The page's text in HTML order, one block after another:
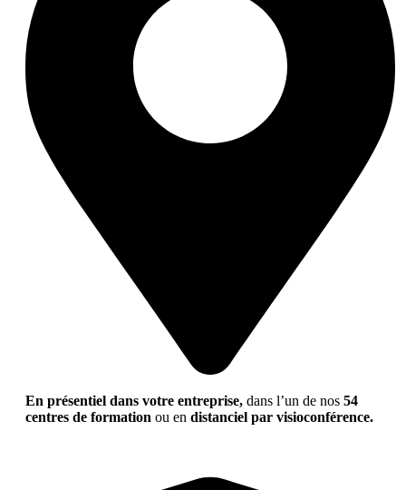
En présentiel dans votre entreprise, dans l’un de nos 54
centres de formation ou en distanciel par visioconférence.